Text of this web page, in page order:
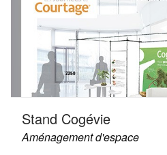
Stand Cogévie
Aménagement d'espace